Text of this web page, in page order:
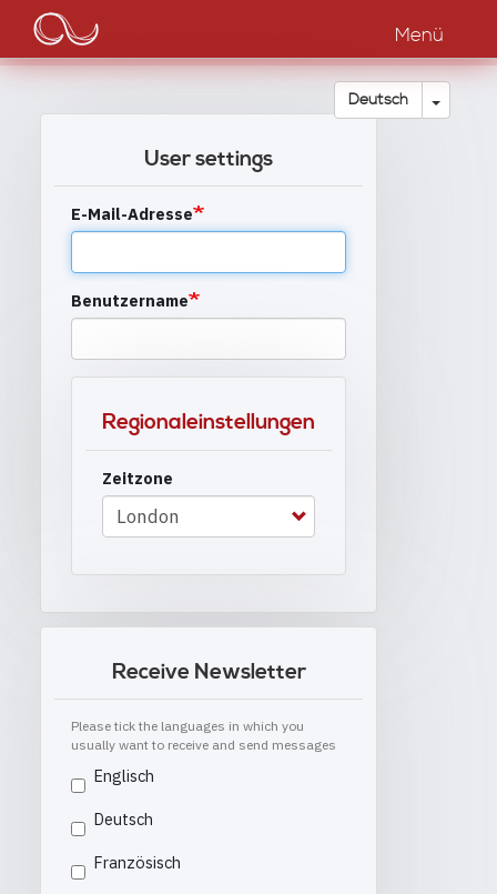
Direkt
Inhalt
Main
navigation
Menü
Deutsch
User settings
E-Mail-Adresse
Benutzername
Regionaleinstellungen
Zeitzone
Receive Newsletter
Please tick the languages in which you
usually want to receive and send messages
Englisch
Deutsch
Französisch